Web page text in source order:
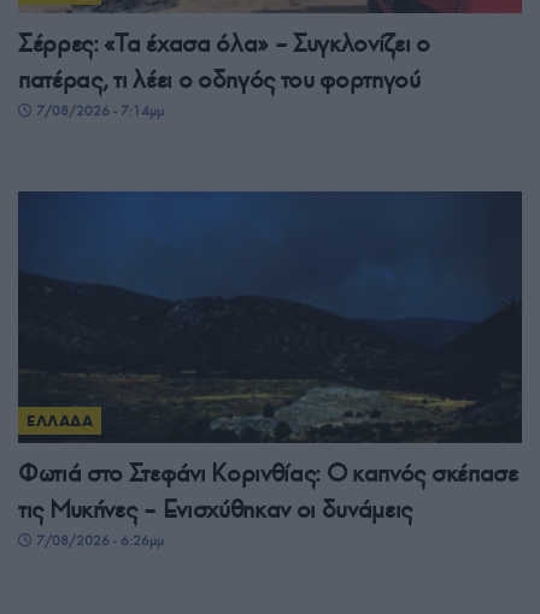
Σέρρες: «Τα έχασα όλα» – Συγκλονίζει ο
πατέρας, τι λέει ο οδηγός του φορτηγού
7/08/2026 - 7:14μμ
ΕΛΛΑΔΑ
Φωτιά στο Στεφάνι Κορινθίας: Ο καπνός σκέπασε
τις Μυκήνες – Ενισχύθηκαν οι δυνάμεις
7/08/2026 - 6:26μμ